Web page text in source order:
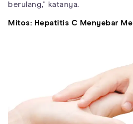
berulang," katanya.
Mitos: Hepatitis C Menyebar